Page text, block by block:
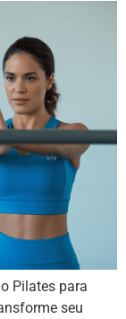
Pilates para
seu